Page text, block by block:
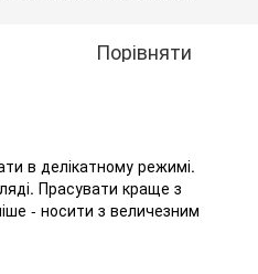
Порівняти
в делікатному режимі.
Прасувати краще з
- носити з величезним